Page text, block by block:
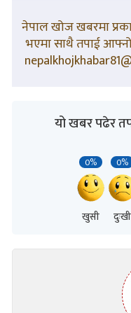
नेपाल खोज खबरमा
भएमा साथै तपाई
यो खबर पढेर
0%
खुसी
0%
दुःखी